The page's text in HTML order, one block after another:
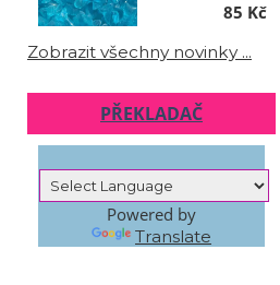
85 Kč
Zobrazit všechny novinky ...
PŘEKLADAČ
Powered by
Translate